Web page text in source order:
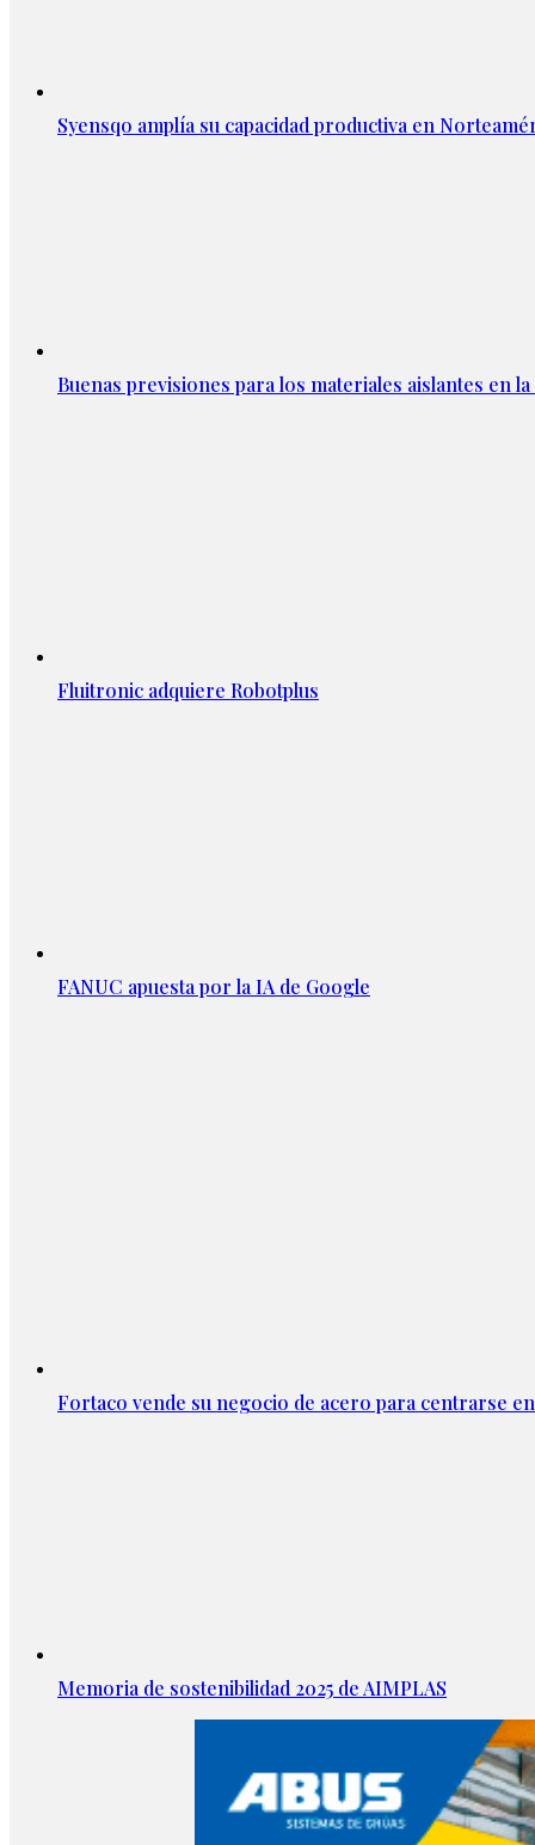
Syensqo amplía su capacidad productiva en
Buenas previsiones para los materiales aislantes en
Fluitronic adquiere Robotplus
FANUC apuesta por la IA de Google
Fortaco vende su negocio de acero para centrarse
Memoria de sostenibilidad 2025 de AIMPLAS